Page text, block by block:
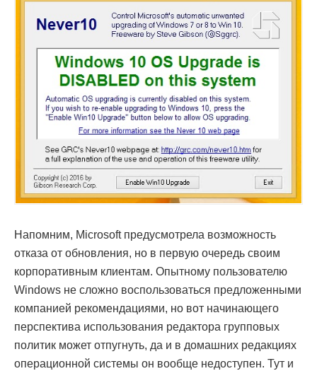
Напомним, Microsoft предусмотрела возможность
отказа от обновления, но в первую очередь своим
корпоративным клиентам. Опытному пользователю
Windows не сложно воспользоваться предложенными
компанией рекомендациями, но вот начинающего
перспектива использования редактора групповых
политик может отпугнуть, да и в домашних редакциях
операционной системы он вообще недоступен. Тут и